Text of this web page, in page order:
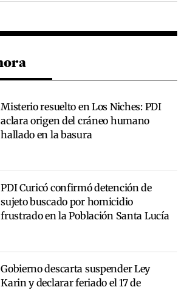
Misterio resuelto en Los Niches: PDI
aclara origen del cráneo humano
hallado en la basura
PDI Curicó confirmó detención de
sujeto buscado por homicidio
frustrado en la Población Santa Lucía
Gobierno descarta suspender Ley
Karin y declarar feriado el 17 de